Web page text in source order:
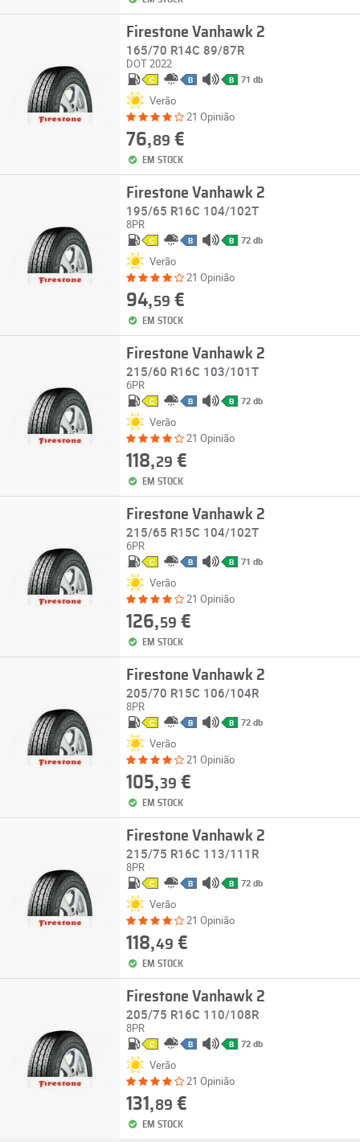
Firestone Vanhawk 2
165/70 R14C 89/87R
DOT 2022
C B B 71 db
Verão
21 Opinião
76,89 €
EM STOCK
Firestone Vanhawk 2
195/65 R16C 104/102T
8PR
C B B 72 db
Verão
21 Opinião
94,59 €
EM STOCK
Firestone Vanhawk 2
215/60 R16C 103/101T
6PR
C B B 72 db
Verão
21 Opinião
118,29 €
EM STOCK
Firestone Vanhawk 2
215/65 R15C 104/102T
6PR
C B B 71 db
Verão
21 Opinião
126,59 €
EM STOCK
Firestone Vanhawk 2
205/70 R15C 106/104R
8PR
C B B 72 db
Verão
21 Opinião
105,39 €
EM STOCK
Firestone Vanhawk 2
215/75 R16C 113/111R
8PR
C B B 72 db
Verão
21 Opinião
118,49 €
EM STOCK
Firestone Vanhawk 2
205/75 R16C 110/108R
8PR
C B B 72 db
Verão
21 Opinião
131,89 €
EM STOCK